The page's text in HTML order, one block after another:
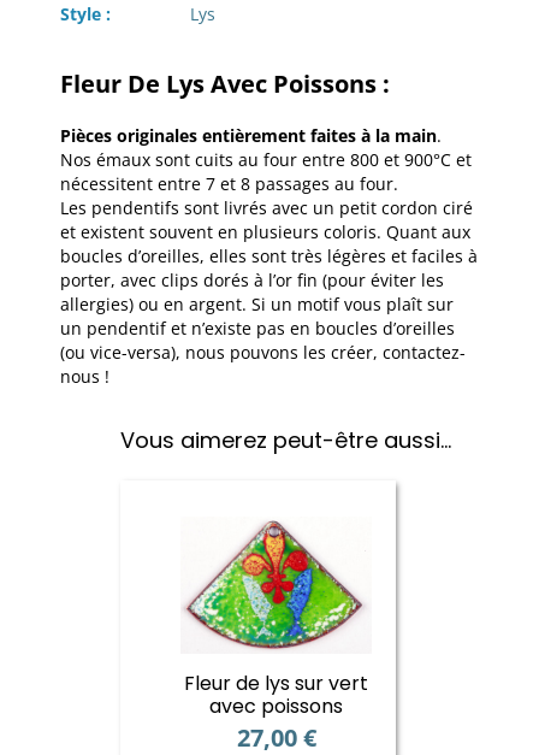
Style :
Lys
Fleur De Lys Avec Poissons :
Pièces originales entièrement faites à la main.
Nos émaux sont cuits au four entre 800 et 900°C et
nécessitent entre 7 et 8 passages au four.
Les pendentifs sont livrés avec un petit cordon ciré
et existent souvent en plusieurs coloris. Quant aux
boucles d’oreilles, elles sont très légères et faciles à
porter, avec clips dorés à l’or fin (pour éviter les
allergies) ou en argent. Si un motif vous plaît sur
un pendentif et n’existe pas en boucles d’oreilles
(ou vice-versa), nous pouvons les créer, contactez-
nous !
Vous aimerez peut-être aussi…
Fleur de lys sur vert
avec poissons
27,00€